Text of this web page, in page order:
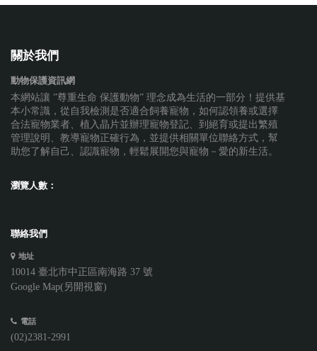
關於我們
動物保護資訊網
本網站讓 ”尊重生命 保護動物” 理念成為生活的一部分！提供基
本小常識，從自我檢測是否適合飼養寵物，如何認領養或選擇
合法寵物業者、植入晶片並辦理寵物登記、到絕育或提出繁殖
管理說明、教導寵物正確行為，並提供相關單位聯絡方式，幫
助您了解自己、認識寵物，輕鬆展開您與寵物－愛的新生活。
瀏覽人數：
聯絡我們
地址
10014 臺北市中正區南海路 37 號
Google Map(另開視窗)
電話
(02)2381-2991